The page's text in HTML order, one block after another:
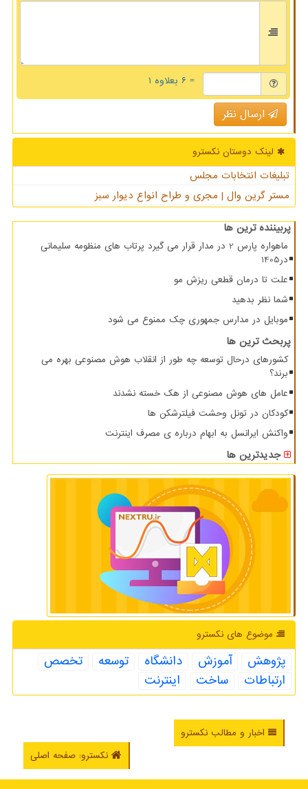
= ۶ بعلاوه ۱
ارسال نظر
لینک دوستان نكسترو
تبلیغات انتخابات مجلس
مستر گرین وال | مجری و طراح انواع دیوار سبز
پربیننده ترین ها
ماهواره پارس 2 در مدار قرار می گیرد پرتاب های منظومه سلیمانی
در1405
علت تا درمان قطعی ریزش مو
شما نظر بدهید
موبایل در مدارس جمهوری چک ممنوع می شود
پربحث ترین ها
کشورهای درحال توسعه چه طور از انقلاب هوش مصنوعی بهره می
برند؟
عامل های هوش مصنوعی از هک خسته نشدند
کودکان در تونل وحشت فیلترشکن ها
واکنش ایرانسل به ابهام درباره ی مصرف اینترنت
جدیدترین ها
موضوع های نكسترو
پژوهش آموزش دانشگاه توسعه
تخصص
ارتباطات
ساخت اینترنت
اخبار و مطالب نکسترو
نکسترو: صفحه اصلی